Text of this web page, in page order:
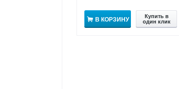
В КОРЗИНУ
Купить в
один клик